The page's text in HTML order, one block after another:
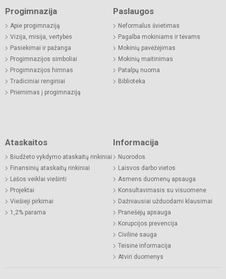
Progimnazija
Apie progimnaziją
Vizija, misija, vertybės
Pasiekimai ir pažanga
Progimnazijos simboliai
Progimnazijos himnas
Tradiciniai renginiai
Priėmimas į progimnaziją
Paslaugos
Neformalus švietimas
Pagalba mokiniams ir tėvams
Mokinių pavėžėjimas
Mokinių maitinimas
Patalpų nuoma
Biblioteka
Ataskaitos
Biudžeto vykdymo ataskaitų rinkiniai
Finansinių ataskaitų rinkiniai
Lėšos veiklai viešinti
Projektai
Viešieji pirkimai
1,2% parama
Informacija
Nuorodos
Laisvos darbo vietos
Asmens duomenų apsauga
Konsultavimasis su visuomene
Dažniausiai užduodami klausimai
Pranešėjų apsauga
Korupcijos prevencija
Civilinė sauga
Teisinė informacija
Atviri duomenys